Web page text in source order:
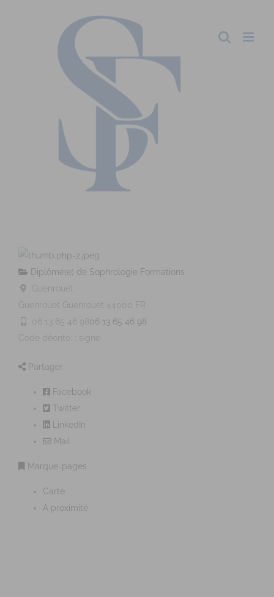
Diplômé(e) de Sophrologie Formations
Guenrouet
Guenrouet Guenrouet 44000
FR
06 13 65 46 9806 13 65 46 98
Code déonto. : signé
Partager
Facebook
Twitter
LinkedIn
Mail
Marque-pages
Carte
A proximité